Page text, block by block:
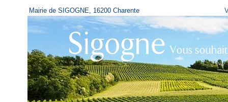
Mairie de SIGOGNE, 16200 Charente